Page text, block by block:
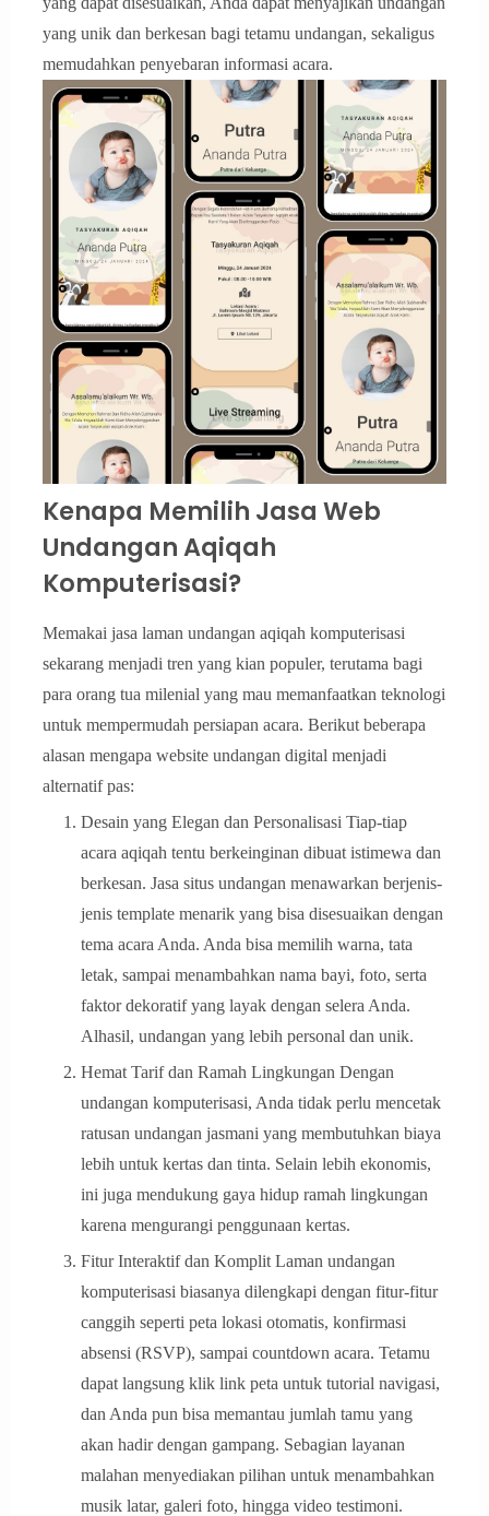
yang unik dan berkesan bagi tetamu undangan, sekaligus
memudahkan penyebaran informasi acara.
Kenapa Memilih Jasa Web
Undangan Aqiqah
Komputerisasi?
Memakai jasa laman undangan aqiqah komputerisasi
sekarang menjadi tren yang kian populer, terutama bagi
para orang tua milenial yang mau memanfaatkan teknologi
untuk mempermudah persiapan acara. Berikut beberapa
alasan mengapa website undangan digital menjadi
alternatif pas:
Desain yang Elegan dan Personalisasi Tiap-tiap
acara aqiqah tentu berkeinginan dibuat istimewa dan
berkesan. Jasa situs undangan menawarkan berjenis-
jenis template menarik yang bisa disesuaikan dengan
tema acara Anda. Anda bisa memilih warna, tata
letak, sampai menambahkan nama bayi, foto, serta
faktor dekoratif yang layak dengan selera Anda.
Alhasil, undangan yang lebih personal dan unik.
Hemat Tarif dan Ramah Lingkungan Dengan
undangan komputerisasi, Anda tidak perlu mencetak
ratusan undangan jasmani yang membutuhkan biaya
lebih untuk kertas dan tinta. Selain lebih ekonomis,
ini juga mendukung gaya hidup ramah lingkungan
karena mengurangi penggunaan kertas.
Fitur Interaktif dan Komplit Laman undangan
komputerisasi biasanya dilengkapi dengan fitur-fitur
canggih seperti peta lokasi otomatis, konfirmasi
absensi (RSVP), sampai countdown acara. Tetamu
dapat langsung klik link peta untuk tutorial navigasi,
dan Anda pun bisa memantau jumlah tamu yang
akan hadir dengan gampang. Sebagian layanan
malahan menyediakan pilihan untuk menambahkan
musik latar, galeri foto, hingga video testimoni.